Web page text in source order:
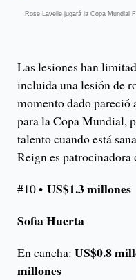
Rose Lavelle jugará la Copa Mundial
Las lesiones han
incluida una lesión de
momento dado
para la Copa Mundial,
talento cuando está
Reign es
#10 • US$1.3 millones
Sofia Huerta
En cancha: US$0.8
millones